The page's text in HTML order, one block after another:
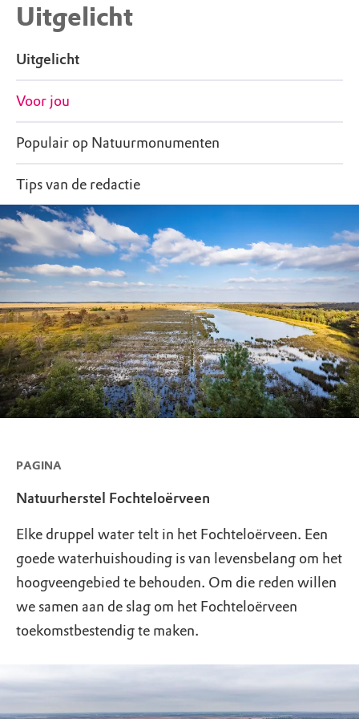
Uitgelicht
Uitgelicht
Voor jou
Populair op Natuurmonumenten
Tips van de redactie
PAGINA
Natuurherstel Fochteloërveen
Elke druppel water telt in het Fochteloërveen. Een
goede waterhuishouding is van levensbelang om het
hoogveengebied te behouden. Om die reden willen
we samen aan de slag om het Fochteloërveen
toekomstbestendig te maken.